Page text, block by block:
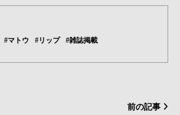
#マトウ #リップ #雑誌掲載
前の記事